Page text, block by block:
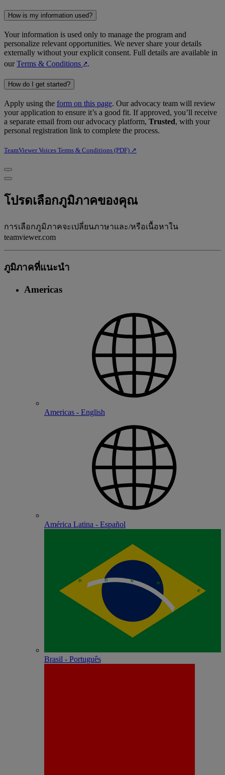
How is my information used?
Your information is used only to manage the program and
personalize relevant opportunities. We never share your details
externally without your explicit consent. Full details are available in
ourTerms & Conditions ↗︎.
How do I get started?
Apply using the form on this page. Our advocacy team will review
your application to ensure it’s a good fit. If approved, you’ll receive
a separate email from our advocacy platform, Trusted, with your
personal registration link to complete the process.
TeamViewer Voices Terms & Conditions (PDF) ↗︎
โปรดเลือกภูมิภาคของคุณ
การเลือกภูมิภาคจะเปลี่ยนภาษาและ/หรือเนื้อหาใน
teamviewer.com
ภูมิภาคที่แนะนํา
Americas
Americas - English
América Latina - Español
Brasil - Português